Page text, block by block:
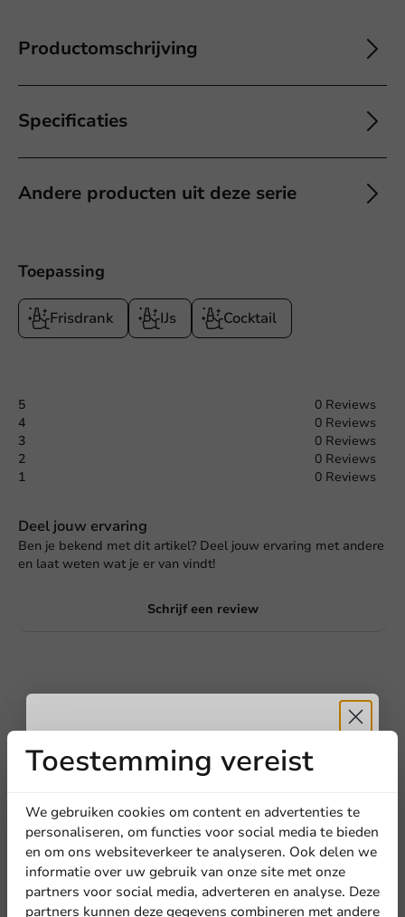
Productomschrijving
Specificaties
Andere producten uit deze serie
Toepassing
Frisdrank IJs Cocktail
5
0 Reviews
4
0 Reviews
3
0 Reviews
2
0 Reviews
1
0 Reviews
Deel jouw ervaring
Ben je bekend met dit artikel? Deel jouw ervaring met andere
en laat weten wat je er van vindt!
Schrijf een review
Schrijf de eerste review
IJskoffiebeker PET360® 590cc /20oz - 1.000 stuks
Toestemming vereist
We gebruiken cookies om content en advertenties te
personaliseren, om functies voor social media te bieden
en om ons websiteverkeer te analyseren. Ook delen we
informatie over uw gebruik van onze site met onze
partners voor social media, adverteren en analyse. Deze
partners kunnen deze gegevens combineren met andere
Ontvang5%
korting
Meld je aan voor onze
nieuwsbrief!